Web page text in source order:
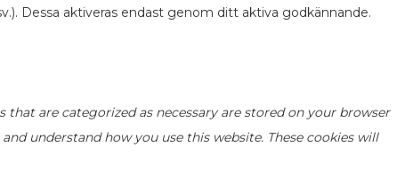
Dessa aktiveras endast genom ditt aktiva godkännande.
are categorized as necessary are stored on your browser
understand how you use this website. These cookies will